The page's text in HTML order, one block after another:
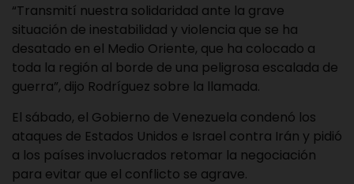
“Transmití nuestra solidaridad ante la grave
situación de inestabilidad y violencia que se ha
desatado en el Medio Oriente, que ha colocado a
toda la región al borde de una peligrosa escalada de
guerra”, dijo Rodríguez sobre la llamada.
El sábado, el Gobierno de Venezuela condenó los
ataques de Estados Unidos e Israel contra Irán y pidió
a los países involucrados retomar la negociación
para evitar que el conflicto se agrave.